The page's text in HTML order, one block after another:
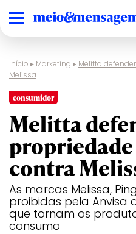
Início ▸ Marketing ▸ Melitta
Melissa
consumidor
Melitta
contra
As marcas Melissa,
proibidas pela Anvisa
que tornam os
consumo